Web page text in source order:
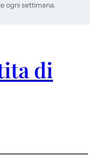
ogni settimana.
di